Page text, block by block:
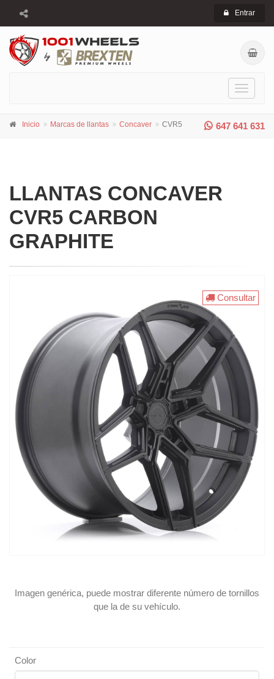
Entrar
Toggle
647 641 631
Inicio Marcas de llantas Concaver CVR5
LLANTAS CONCAVER
CVR5 CARBON
GRAPHITE
Imagen genérica, puede mostrar diferente número de tornillos
que la de su vehículo.
Consultar
Color